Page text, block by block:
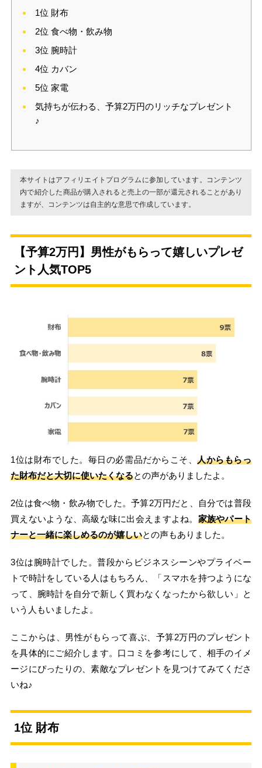
1位 財布
2位 食べ物・飲み物
3位 腕時計
4位 カバン
5位 家電
気持ちが伝わる、予算2万円のリッチなプレゼント
♪
本サイトはアフィリエイトプログラムに参加しています。コンテンツ
内で紹介した商品が購入されると売上の一部が還元されることがあり
ますが、コンテンツは自主的な意思で作成しています。
【予算2万円】男性がもらって嬉しいプレゼ
ント人気TOP5
1位は財布でした。毎日の必需品だからこそ、人からもらっ
た財布だと大切に使いたくなるとの声がありましたよ。
2位は食べ物・飲み物でした。予算2万円だと、自分では普段
買えないような、高級な味に出会えますよね。 家族やパート
ナーと一緒に楽しめるのが嬉しいとの声もありました。
3位は腕時計でした。普段からビジネスシーンやプライベー
トで時計をしている人はもちろん、「スマホを持つようにな
って、腕時計を自分で新しく買わなくなったから欲しい」と
いう人もいましたよ。
ここからは、男性がもらって喜ぶ、予算2万円のプレゼント
を具体的にご紹介します。口コミを参考にして、相手のイメ
ージにぴったりの、素敵なプレゼントを見つけてみてくださ
いね♪
1位 財布